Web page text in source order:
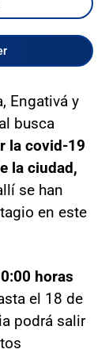
Engativá y
busca
la covid-19
la ciudad,
se han
en este
horas
el 18 de
podrá salir